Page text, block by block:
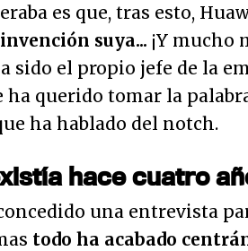
es que, tras esto,
suya... ¡Y mucho
sido el propio jefe de la
ha querido tomar la
ha hablado del notch.
hace cuatro
una entrevista
todo ha acabado